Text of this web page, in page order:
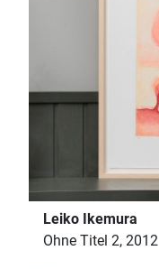
Leiko Ikemura
Ohne Titel 2, 2012